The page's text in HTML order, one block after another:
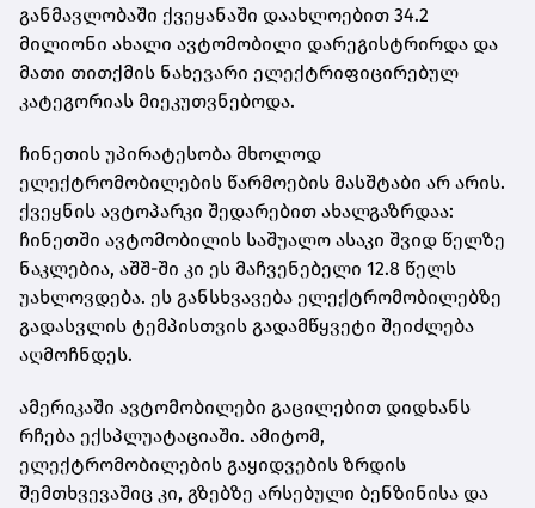
განმავლობაში ქვეყანაში დაახლოებით 34.2
მილიონი ახალი ავტომობილი დარეგისტრირდა და
მათი თითქმის ნახევარი ელექტრიფიცირებულ
კატეგორიას მიეკუთვნებოდა.
ჩინეთის უპირატესობა მხოლოდ
ელექტრომობილების წარმოების მასშტაბი არ არის.
ქვეყნის ავტოპარკი შედარებით ახალგაზრდაა:
ჩინეთში ავტომობილის საშუალო ასაკი შვიდ წელზე
ნაკლებია, აშშ-ში კი ეს მაჩვენებელი 12.8 წელს
უახლოვდება. ეს განსხვავება ელექტრომობილებზე
გადასვლის ტემპისთვის გადამწყვეტი შეიძლება
აღმოჩნდეს.
ამერიკაში ავტომობილები გაცილებით დიდხანს
რჩება ექსპლუატაციაში. ამიტომ,
ელექტრომობილების გაყიდვების ზრდის
შემთხვევაშიც კი, გზებზე არსებული ბენზინისა და